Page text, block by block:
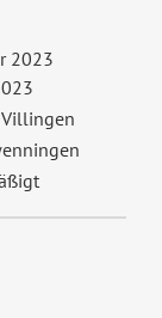
2023